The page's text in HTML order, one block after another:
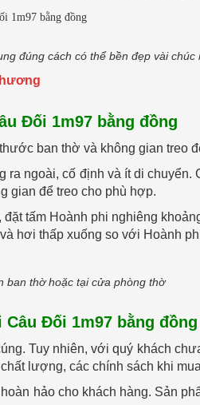
đúng cách có thể bền đẹp vài chúc
Đối 1m97 bằng đồng
ban thờ và không gian treo
ngoài, cố định và ít di chuyển.
gian để treo cho phù hợp.
tấm Hoành phi nghiêng
hơi thấp xuống so với Hoành
ban thờ hoặc tại cửa phòng thờ
Đối 1m97 bằng đồng
Tuy nhiên, với quý khách
lượng, các chính sách khi
hảo cho khách hàng. Sản